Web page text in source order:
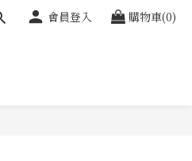
會員登入 購物車(0)